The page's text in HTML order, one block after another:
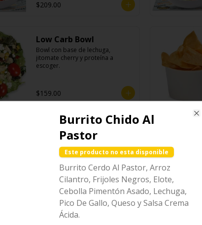
$209.00
Low Carb Bowl
Bowl con base de lechuga,
jitomate cherry y proteína a
escoger.
$159.00
Cheddar
Totopos de maíz fritos bañados
con salsa de queso cheddar
Nachos para compartir
Burrito Chido Al
Pastor
Este producto no esta disponible
Burrito Cerdo Al Pastor, Arroz
Cilantro, Frijoles Negros, Elote,
Cebolla Pimentón Asado, Lechuga,
Pico De Gallo, Queso y Salsa Crema
Ácida.